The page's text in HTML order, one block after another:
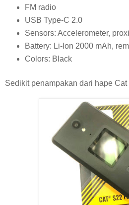
FM radio
USB Type-C 2.0
Sensors: Accelerometer,
Battery: Li-Ion 2000 mAh,
Colors: Black
Sedikit penampakan dari hape